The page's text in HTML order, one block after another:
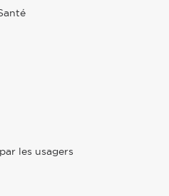
les usagers